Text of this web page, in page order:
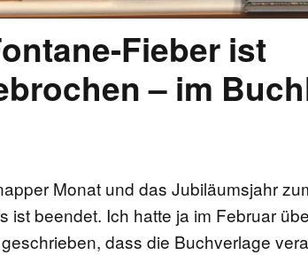
Fieber ist
– im
Monat und das Jubiläumsjahr
ist beendet. Ich hatte ja im Februar
dass die Buchverlage